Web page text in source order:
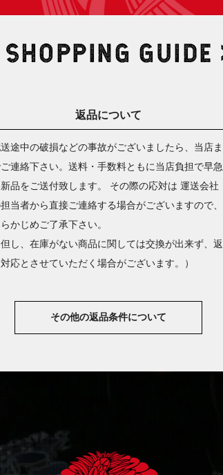
返品について
途中の破損などの事故がございましたら、当店ま
連絡下さい。送料・手数料ともに当店負担で早急
品をご送付致します。 その際の応対は 運送会社
当者から直接ご連絡する場合がございますので、
かじめご了承下さい。
但し、在庫がない商品に関しては交換が出来ず、返
応とさせていただく場合がございます。）
その他の返品条件について